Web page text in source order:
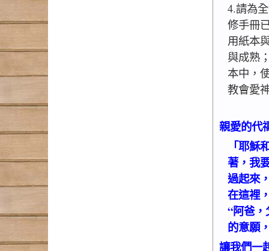
4.請為
修手冊
用紙本
與成熟
本中，
教會愛
親愛的代
「耶
著，我
過起來
在這裡
“阿爸
的意願
讓我們一